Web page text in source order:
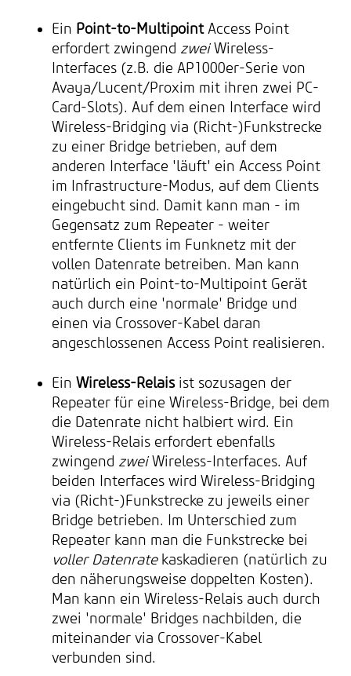
Ein Point-to-MultipointAccess Point
erfordert zwingend zweiWireless-
Interfaces (z.B. die AP1000er-Serie von
Avaya/Lucent/Proxim mit ihren zwei PC-
Card-Slots). Auf dem einen Interface wird
Wireless-Bridging via (Richt-)Funkstrecke
zu einer Bridge betrieben, auf dem
anderen Interface 'läuft' ein Access Point
im Infrastructure-Modus, auf dem Clients
eingebucht sind. Damit kann man - im
Gegensatz zum Repeater - weiter
entfernte Clients im Funknetz mit der
vollen Datenrate betreiben. Man kann
natürlich ein Point-to-Multipoint Gerät
auch durch eine 'normale' Bridge und
einen via Crossover-Kabel daran
angeschlossenen Access Point realisieren.
EinWireless-Relaisist sozusagen der
Repeater für eine Wireless-Bridge, bei dem
die Datenrate nicht halbiert wird. Ein
Wireless-Relais erfordert ebenfalls
zwingend zweiWireless-Interfaces. Auf
beiden Interfaces wird Wireless-Bridging
via (Richt-)Funkstrecke zu jeweils einer
Bridge betrieben. Im Unterschied zum
Repeater kann man die Funkstrecke bei
voller Datenratekaskadieren (natürlich zu
den näherungsweise doppelten Kosten).
Man kann ein Wireless-Relais auch durch
zwei 'normale' Bridges nachbilden, die
miteinander via Crossover-Kabel
verbunden sind.